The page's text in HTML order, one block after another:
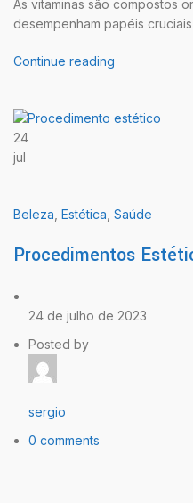
As vitaminas são compostos
desempenham papéis
Continue reading
24
jul
Beleza Estética Saúde
Procedimentos
24 de julho de 2023
Posted by
sergio
0 comments